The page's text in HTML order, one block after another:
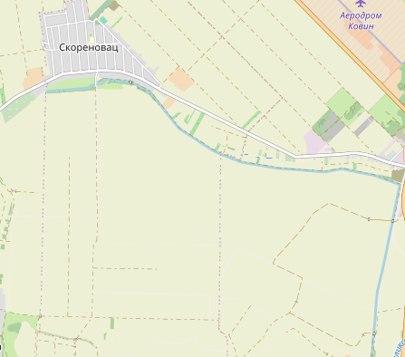
Šabac
Loznica
Sombor
Zaječar
Majdanpek
Donji Milanovac
Apatin
naroda, a slike lokalnih i tradicionalnih
specijaliteta osetićete i na svojim
nepcima.